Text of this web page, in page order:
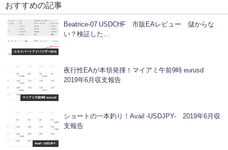
おすすめの記事
エキスパートアドバイザー(EA)
Beatrice-07 USDCHF 市販EAレビュー 儲からな
い？検証した…
マイアミ午前9時 eurusd
夜行性EAが本領発揮！マイアミ午前9時 eurusd
2019年6月収支報告
Avail -USDJPY-
ショートの一本釣り！Avail -USDJPY- 2019年6月収
支報告